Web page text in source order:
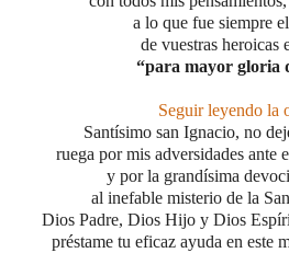
a lo que fue siempre
de vuestras heroicas
“para mayor gloria
Seguir leyendo la
Santísimo san Ignacio, no
ruega por mis adversidades ante
y por la grandísima
al inefable misterio de la
Dios Padre, Dios Hijo y Dios
préstame tu eficaz ayuda en este